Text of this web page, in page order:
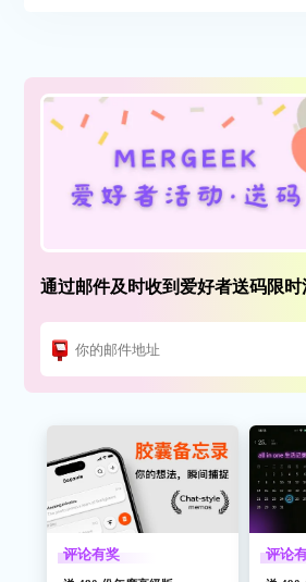
通过邮件及时收到爱好者送码限时
评论有奖 评论